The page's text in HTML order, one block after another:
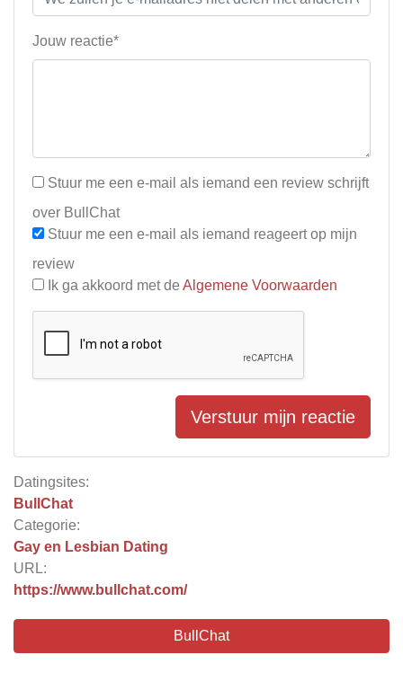
Datingsites:
BullChat
Categorie:
Gay en Lesbian Dating
URL:
https://www.bullchat.com/
BullChat
Jouw reactie*
Stuur me een e-mail als iemand een review schrijft
over BullChat
Stuur me een e-mail als iemand reageert op mijn
review
Ik ga akkoord met de Algemene Voorwaarden
Verstuur mijn reactie